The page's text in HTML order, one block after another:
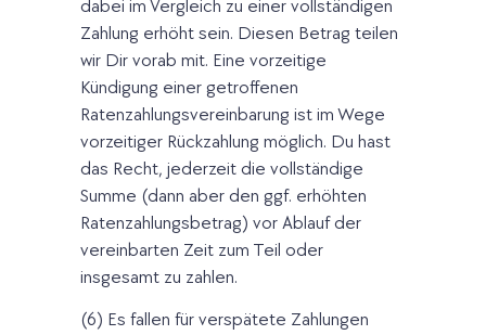
dabei im Vergleich zu einer vollständigen
Zahlung erhöht sein. Diesen Betrag teilen
wir Dir vorab mit. Eine vorzeitige
Kündigung einer getroffenen
Ratenzahlungsvereinbarung ist im Wege
vorzeitiger Rückzahlung möglich. Du hast
das Recht, jederzeit die vollständige
Summe (dann aber den ggf. erhöhten
Ratenzahlungsbetrag) vor Ablauf der
vereinbarten Zeit zum Teil oder
insgesamt zu zahlen.
(6) Es fallen für verspätete Zahlungen